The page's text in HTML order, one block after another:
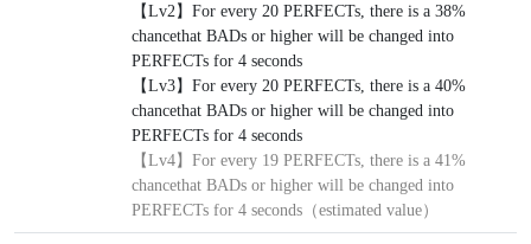
【Lv2】For every 20 PERFECTs, there is a 38%
chancethat BADs or higher will be changed into
PERFECTs for 4 seconds
【Lv3】For every 20 PERFECTs, there is a 40%
chancethat BADs or higher will be changed into
PERFECTs for 4 seconds
【Lv4】 For every 19 PERFECTs, there is a 41%
chancethat BADs or higher will be changed into
PERFECTs for 4 seconds（estimated value）